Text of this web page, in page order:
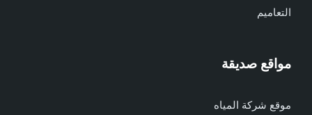
التعاميم
مواقع صديقة
موقع شركة المياه